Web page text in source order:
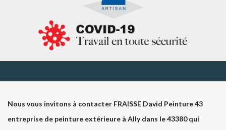
Nous vous invitons à contacter FRAISSE David Peinture 43
entreprise de peinture extérieure à Ally dans le 43380 qui